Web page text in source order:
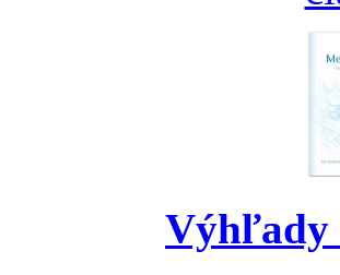
Výhľady